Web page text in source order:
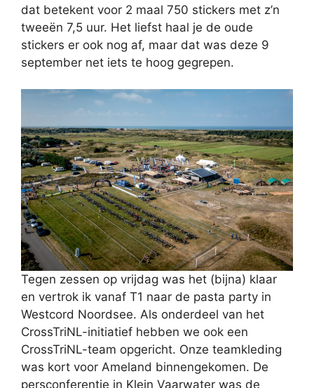
dat betekent voor 2 maal 750 stickers met z’n
tweeën 7,5 uur. Het liefst haal je de oude
stickers er ook nog af, maar dat was deze 9
september net iets te hoog gegrepen.
Tegen zessen op vrijdag was het (bijna) klaar
en vertrok ik vanaf T1 naar de pasta party in
Westcord Noordsee. Als onderdeel van het
CrossTriNL-initiatief hebben we ook een
CrossTriNL-team opgericht. Onze teamkleding
was kort voor Ameland binnengekomen. De
persconferentie in Klein Vaarwater was de